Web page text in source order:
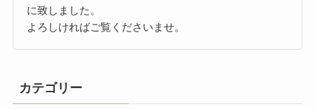
に致しました。
よろしければご覧くださいませ。
カテゴリー